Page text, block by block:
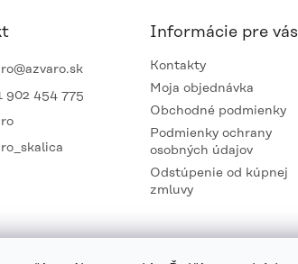
@azvaro.sk
902 454 775
Informácie pre vás
Kontakty
Moja objednávka
Obchodné podmienky
Podmienky ochrany
osobných údajov
Odstúpenie od kúpnej
zmluvy